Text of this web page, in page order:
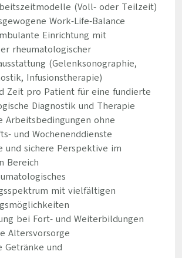
(Voll- oder Teilzeit)
Work-Life-Balance
Einrichtung mit
rheumatologischer
(Gelenksonographie,
Infusionstherapie)
Zeit pro Patient für eine fundierte
Diagnostik und Therapie
Arbeitsbedingungen ohne
und Wochenenddienste
und sichere Perspektive im
Bereich
mit vielfältigen
bei Fort- und Weiterbildungen
Altersvorsorge
Getränke und